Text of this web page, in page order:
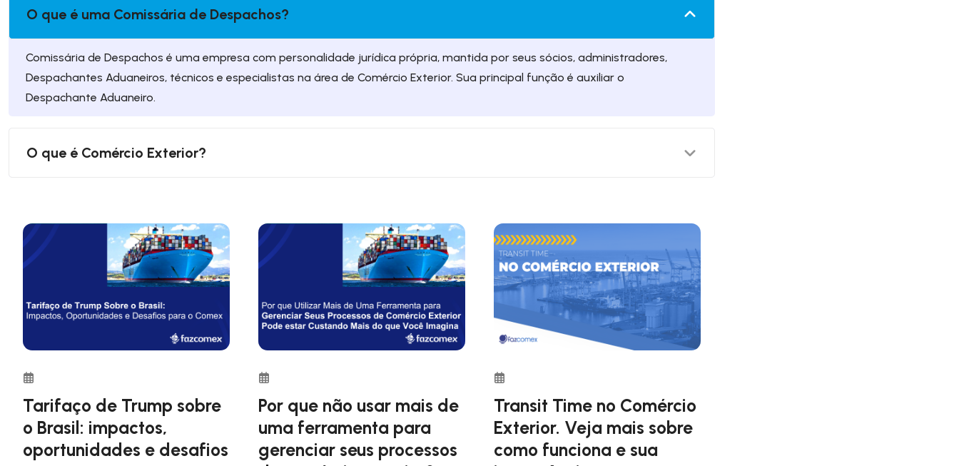
O que é uma Comissária de Despachos?
Comissária de Despachos é uma empresa com personalidade jurídica própria, mantida por seus sócios, administradores,
Despachantes Aduaneiros, técnicos e especialistas na área de Comércio Exterior. Sua principal função é auxiliar o
Despachante Aduaneiro.
O que é Comércio Exterior?
Tarifaço de Trump sobre
o Brasil: impactos,
oportunidades e desafios
Por que não usar mais de
uma ferramenta para
gerenciar seus processos
Transit Time no Comércio
Exterior. Veja mais sobre
como funciona e sua